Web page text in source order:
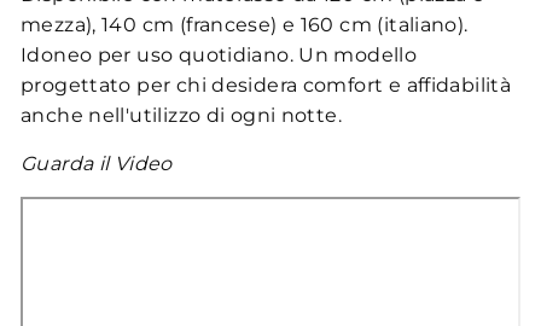
mezza), 140 cm (francese) e 160 cm (italiano).
Idoneo per uso quotidiano. Un modello
progettato per chi desidera comfort e affidabilità
anche nell'utilizzo di ogni notte.
Guarda il Video